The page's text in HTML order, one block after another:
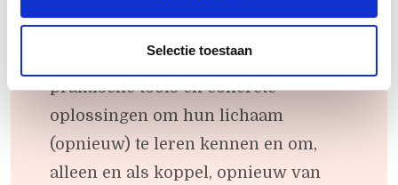
Selectie toestaan
"Marieke en Marlies bieden vrouwen
praktische tools en concrete
oplossingen om hun lichaam
(opnieuw) te leren kennen en om,
alleen en als koppel, opnieuw van